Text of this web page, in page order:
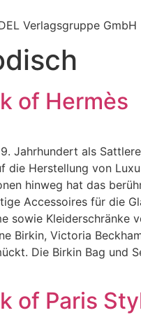
Verlagsgruppe GmbH
of Hermès
Jahrhundert als
die Herstellung von
hinweg hat das
Accessoires für die
sowie Kleiderschränke
Birkin, Victoria
Die Birkin Bag und
of Paris